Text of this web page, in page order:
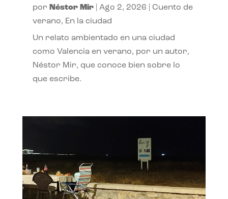
por Néstor Mir| Ago 2, 2026
Cuento de
verano, En la ciudad
Un relato ambientado en una ciudad
como Valencia en verano, por un autor,
Néstor Mir, que conoce bien sobre lo
que escribe.